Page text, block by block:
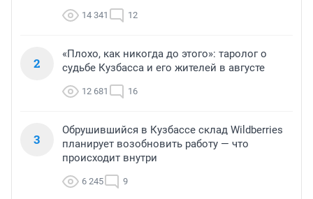
14 341 12
2
«Плохо, как никогда до этого»: таролог о
судьбе Кузбасса и его жителей в августе
12 681 16
3
Обрушившийся в Кузбассе склад Wildberries
планирует возобновить работу — что
происходит внутри
6 245 9